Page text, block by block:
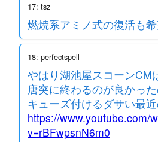
17: tsz
燃焼系アミノ式の復活も
18: perfectspell
やはり湖池屋スコーンCM
唐突に終わるのが良かっ
キューズ付けるダサい最
https://www.youtube.com/
v=rBFwpsnN6m0